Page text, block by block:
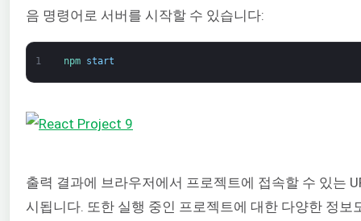
음 명령어로 서버를 시작할 수 있습니다:
1 npm start
출력 결과에 브라우저에서 프로젝트에 접속할 수 있는
시됩니다. 또한 실행 중인 프로젝트에 대한 다양한 정보